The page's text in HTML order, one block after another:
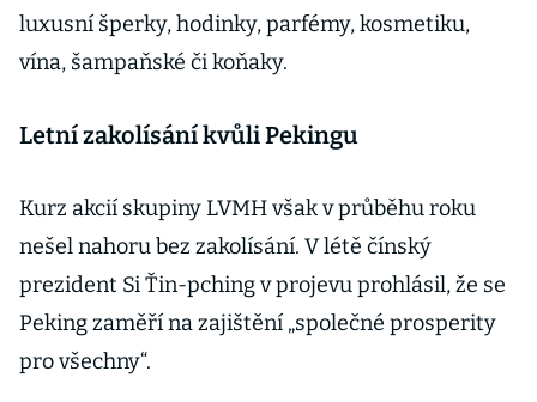
luxusní šperky, hodinky, parfémy, kosmetiku,
vína, šampaňské či koňaky.
Letní zakolísání kvůli Pekingu
Kurz akcií skupiny LVMH však v průběhu roku
nešel nahoru bez zakolísání. V létě čínský
prezident Si Ťin-pching v projevu prohlásil, že se
Peking zaměří na zajištění „společné prosperity
pro všechny“.